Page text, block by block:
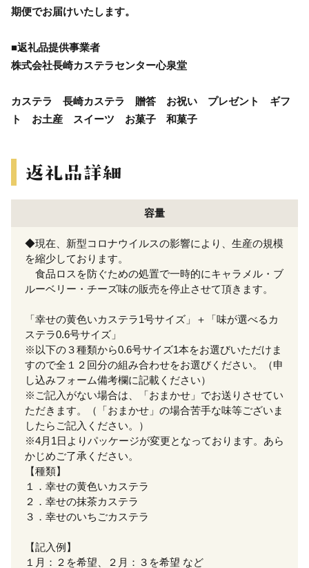
期便でお届けいたします。
■返礼品提供事業者
株式会社長崎カステラセンター心泉堂
カステラ 長崎カステラ 贈答 お祝い プレゼント ギフ
ト お土産 スイーツ お菓子 和菓子
容量
◆現在、新型コロナウイルスの影響により、生産の規模
を縮少しております。
食品ロスを防ぐための処置で一時的にキャラメル・ブ
ルーベリー・チーズ味の販売を停止させて頂きます。
「幸せの黄色いカステラ1号サイズ」＋「味が選べるカ
ステラ0.6号サイズ」
※以下の３種類から0.6号サイズ1本をお選びいただけま
すので全１２回分の組み合わせをお選びください。（申
し込みフォーム備考欄に記載ください）
※ご記入がない場合は、「おまかせ」でお送りさせてい
ただきます。（「おまかせ」の場合苦手な味等ございま
したらご記入ください。）
※4月1日よりパッケージが変更となっております。あら
かじめご了承ください。
【種類】
１．幸せの黄色いカステラ
２．幸せの抹茶カステラ
３．幸せのいちごカステラ
【記入例】
１月：２を希望、２月：３を希望 など